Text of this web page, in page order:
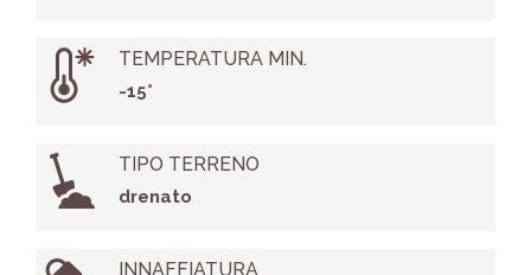
TEMPERATURA MIN.
-15°
TIPO TERRENO
drenato
INNAFFIATURA